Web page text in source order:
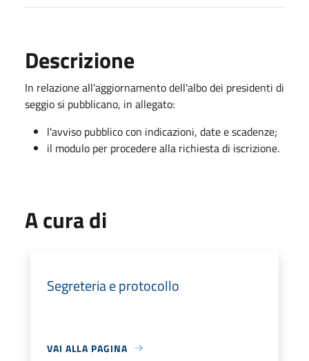
Descrizione
In relazione all'aggiornamento dell'albo dei presidenti di
seggio si pubblicano, in allegato:
l'avviso pubblico con indicazioni, date e scadenze;
il modulo per procedere alla richiesta di iscrizione.
A cura di
Segreteria e protocollo
VAI ALLA PAGINA